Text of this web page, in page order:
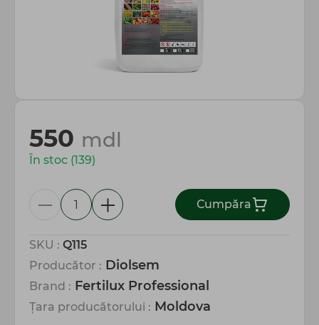
Totul pentru gospodărie
SKU : Q115
Producător : Diolsem
Brand : Fertilux Professional
Țara producătorului : Moldova
550 mdl
În stoc (139)
Сumpăra